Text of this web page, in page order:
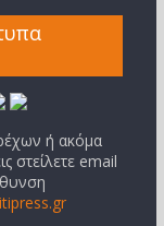
ή ακόμα
στείλετε email